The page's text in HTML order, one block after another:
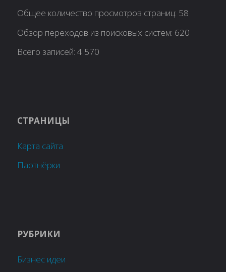
Общее количество просмотров страниц: 58
Обзор переходов из поисковых систем: 620
Всего записей:4 570
СТРАНИЦЫ
Карта сайта
Партнёрки
РУБРИКИ
Бизнес идеи